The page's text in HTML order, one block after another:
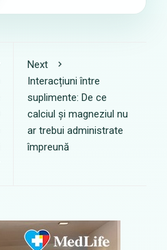
Next
Interacțiuni între
suplimente: De ce
calciul și magneziul nu
ar trebui administrate
împreună